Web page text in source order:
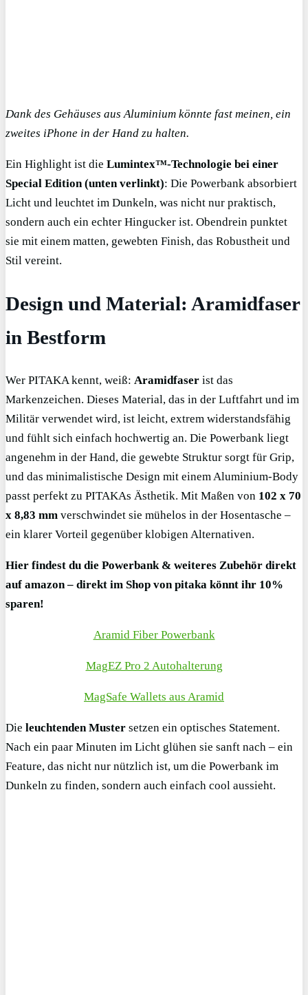
Dank des Gehäuses aus Aluminium könnte fast meinen, ein
zweites iPhone in der Hand zu halten.
Ein Highlight ist die Lumintex™-Technologie bei einer
Special Edition (unten verlinkt): Die Powerbank absorbiert
Licht und leuchtet im Dunkeln, was nicht nur praktisch,
sondern auch ein echter Hingucker ist. Obendrein punktet
sie mit einem matten, gewebten Finish, das Robustheit und
Stil vereint.
Design und Material: Aramidfaser
in Bestform
Wer PITAKA kennt, weiß: Aramidfaser ist das
Markenzeichen. Dieses Material, das in der Luftfahrt und im
Militär verwendet wird, ist leicht, extrem widerstandsfähig
und fühlt sich einfach hochwertig an. Die Powerbank liegt
angenehm in der Hand, die gewebte Struktur sorgt für Grip,
und das minimalistische Design mit einem Aluminium-Body
passt perfekt zu PITAKAs Ästhetik. Mit Maßen von 102 x 70
x 8,83 mm verschwindet sie mühelos in der Hosentasche –
ein klarer Vorteil gegenüber klobigen Alternativen.
Hier findest du die Powerbank & weiteres Zubehör direkt
auf amazon – direkt im Shop von pitaka könnt ihr 10%
sparen!
Aramid Fiber Powerbank
MagEZ Pro 2 Autohalterung
MagSafe Wallets aus Aramid
Die leuchtenden Muster setzen ein optisches Statement.
Nach ein paar Minuten im Licht glühen sie sanft nach – ein
Feature, das nicht nur nützlich ist, um die Powerbank im
Dunkeln zu finden, sondern auch einfach cool aussieht.